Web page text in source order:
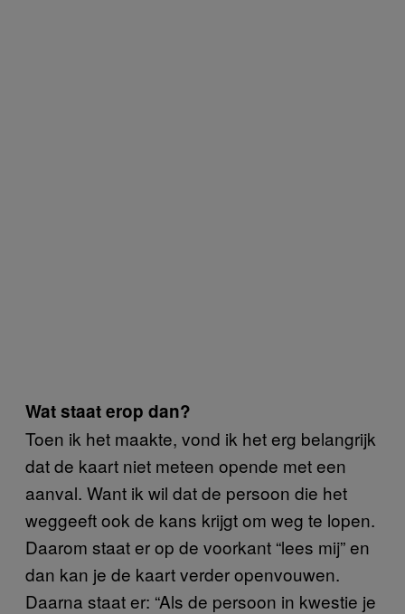
Wat staat erop dan?
Toen ik het maakte, vond ik het erg belangrijk
dat de kaart niet meteen opende met een
aanval. Want ik wil dat de persoon die het
weggeeft ook de kans krijgt om weg te lopen.
Daarom staat er op de voorkant “lees mij” en
dan kan je de kaart verder openvouwen.
Daarna staat er: “Als de persoon in kwestie je